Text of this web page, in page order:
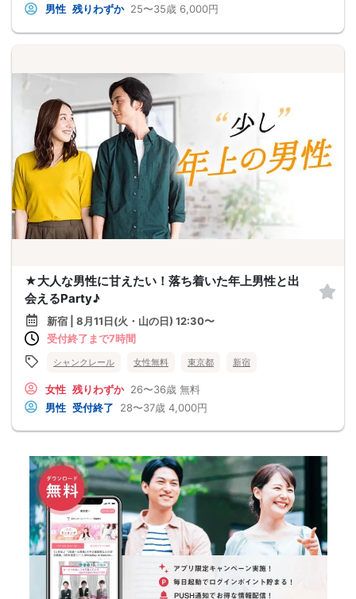
男性 残りわずか 25〜35歳 6,000円
★大人な男性に甘えたい！落ち着いた年上男性と出
会えるParty♪
新宿 | 8月11日(火・山の日) 12:30〜
受付終了まで7時間
シャンクレール 女性無料 東京都 新宿
女性 残りわずか 26〜36歳 無料
男性 受付終了 28〜37歳 4,000円